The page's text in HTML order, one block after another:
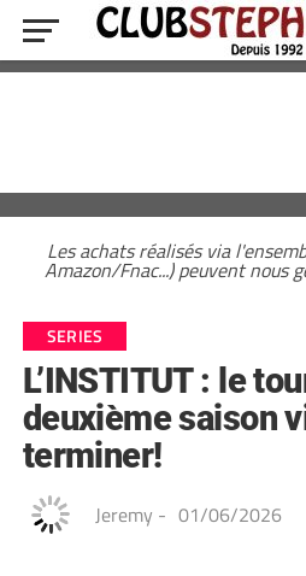
Les achats réalisés via
Amazon/Fnac...) peuvent nous
SERIES
L’INSTITUT : le
deuxième saison
terminer!
Jeremy - 01/06/2026